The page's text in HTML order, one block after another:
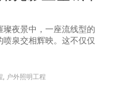
夜景中，一座流线型的
泉交相辉映。这不仅仅
, 户外照明工程